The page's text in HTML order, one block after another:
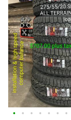
• • • • • • •